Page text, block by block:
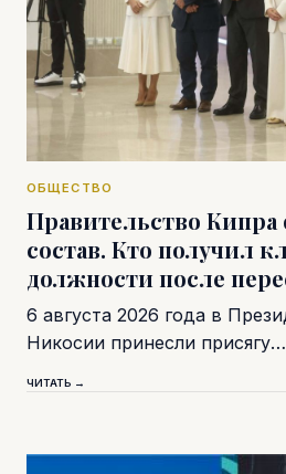
ОБЩЕСТВО
Правительство Кипра
состав. Кто получил
должности после
6 августа 2026 года в
Никосии принесли присягу…
ЧИТАТЬ →